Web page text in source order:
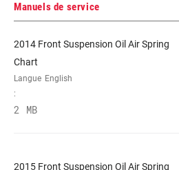
PIVOT
1.5"
AXE
L'AMORTISSEMENT
Manuels de service
2014 Front Suspension Oil Air Spring
Chart
Langue
:
English
2 MB
2015 Front Suspension Oil Air Spring